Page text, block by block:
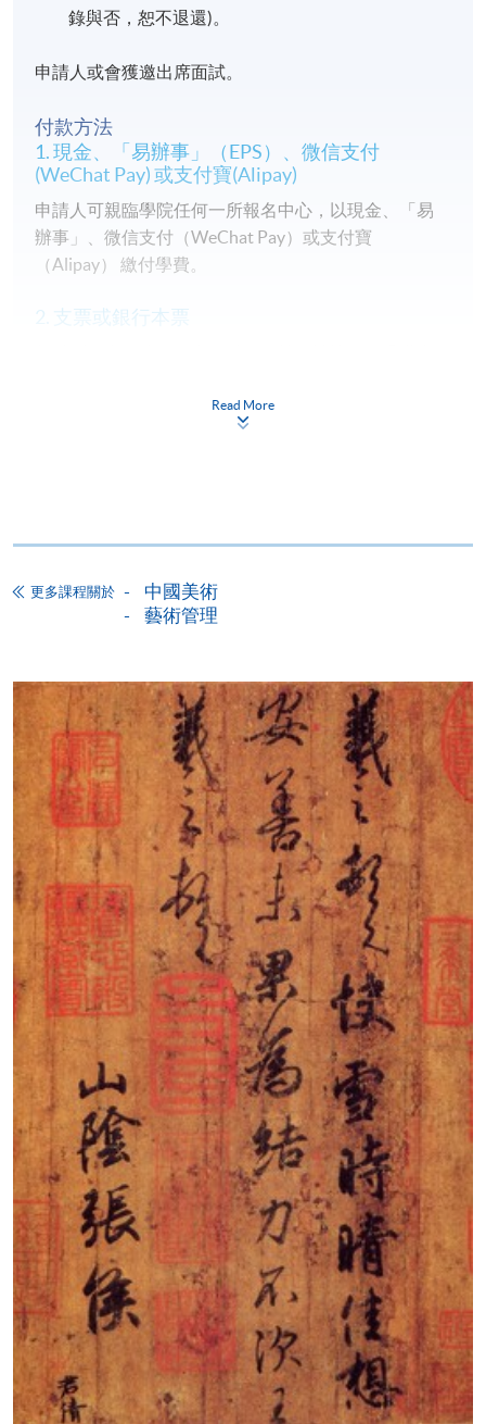
錄與否，恕不退還)。
申請人或會獲邀出席面試。
付款方法
1. 現金、「易辦事」（EPS）、微信支付
(WeChat Pay) 或支付寶(Alipay)
申請人可親臨學院任何一所報名中心，以現金、「易
辦事」、微信支付（WeChat Pay）或支付寶
（Alipay） 繳付學費。
2. 支票或銀行本票
人資料概不負責。
Mastercard（包括「香港大學專業進修學院
Mastercard卡」）繳付學費。香港大學專業進修學院
Mastercard卡持有人，如報讀課程滿港幣2,000元，可
享有十個月免息分期付款優惠，惟課程申請人必須為
信用卡持有人。詳情請向學院報名中心職員查詢。
4. 網上繳費服務
大部份公開招生的課程（以先到先得形式報名）及個
別學歷頒授課程提供網上報名/註冊服務，申請人可在
網上使用「繳費靈」（不適用於手機）、VISA或
Mastercard繳付有關課程的報名費或學費。除上述支
付方式之外，如就讀學歷頒授課程設有網上服務，學
員亦可以微信支付（Online WeChat Pay）、支付寶
（Online Alipay）或轉數快（FPS）繳付學費，詳情請
報名辦法 - 網上報名服務。
注意事項:
如報讀課程將在五個工作天內開課，為免郵遞延誤報
名程序，建議申請人親身到學院報名中心報名，並避
免使用支票付款。
除由學院裁定的特殊情況（例如課程因報名人數不足
而取消）之外，一切已繳費用概不退還。如獲學院批
准退還款項，以現金、易辦事、微信支付、支付寶、
支票或繳費靈（只限網上付款）方式繳交之款項，將
Read More
更多課程關於
中國美術
藝術管理